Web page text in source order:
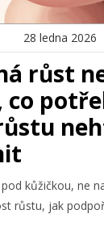
28 ledna 2026
růst
co
kůžičkou, ne
růstu, jak